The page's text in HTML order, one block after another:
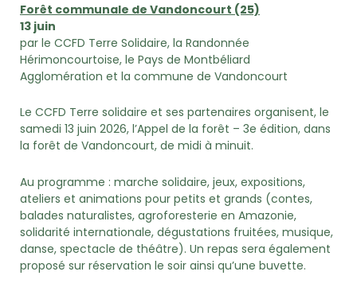
Forêt communale de Vandoncourt (25)
13 juin
par le CCFD Terre Solidaire, la Randonnée
Hérimoncourtoise, le Pays de Montbéliard
Agglomération et la commune de Vandoncourt
Le CCFD Terre solidaire et ses partenaires organisent, le
samedi 13 juin 2026, l’Appel de la forêt – 3e édition, dans
la forêt de Vandoncourt, de midi à minuit.
Au programme : marche solidaire, jeux, expositions,
ateliers et animations pour petits et grands (contes,
balades naturalistes, agroforesterie en Amazonie,
solidarité internationale, dégustations fruitées, musique,
danse, spectacle de théâtre). Un repas sera également
proposé sur réservation le soir ainsi qu’une buvette.